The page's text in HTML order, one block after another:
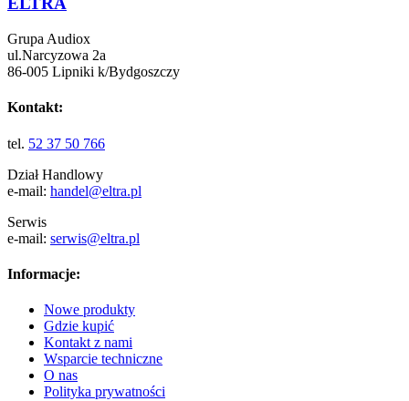
Grupa Audiox
ul.Narcyzowa 2a
86-005 Lipniki k/Bydgoszczy
Kontakt:
tel. 52 37 50 766
Dział Handlowy
e-mail: handel@eltra.pl
Serwis
e-mail: serwis@eltra.pl
Informacje:
Nowe produkty
Gdzie kupić
Kontakt z nami
Wsparcie techniczne
O nas
Polityka prywatności